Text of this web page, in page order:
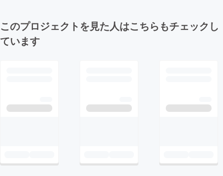
このプロジェクトを見た人はこちらもチェックし
ています